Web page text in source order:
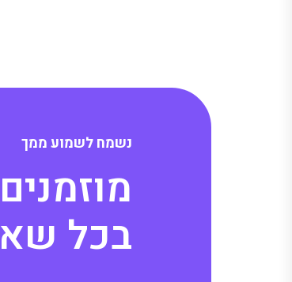
נשמחלשמועממך
מוזמנים
בכל שא